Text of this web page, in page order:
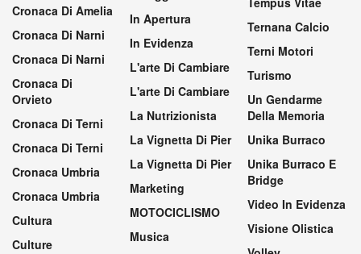
Cronaca Di Amelia
Cronaca Di Narni
Cronaca Di Narni
Cronaca Di
Orvieto
Cronaca Di Terni
Cronaca Di Terni
Cronaca Umbria
Cronaca Umbria
Cultura
Culture
In Apertura
In Evidenza
L'arte Di Cambiare
L'arte Di Cambiare
La Nutrizionista
La Vignetta Di Pier
La Vignetta Di Pier
Marketing
MOTOCICLISMO
Musica
Ternana Calcio
Terni Motori
Turismo
Un Gendarme
Della Memoria
Unika Burraco
Unika Burraco E
Bridge
Video In Evidenza
Visione Olistica